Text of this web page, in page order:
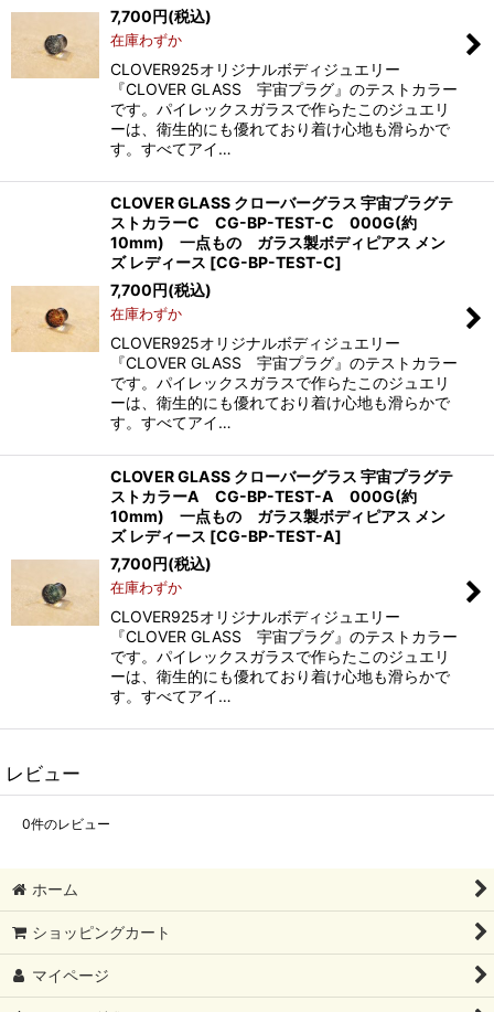
7,700円(税込)
在庫わずか
CLOVER925オリジナルボディジュエリー
『CLOVER GLASS 宇宙プラグ』のテストカラー
です。パイレックスガラスで作らたこのジュエリ
ーは、衛生的にも優れており着け心地も滑らかで
す。すべてアイ…
CLOVER GLASS クローバーグラス 宇宙プラグテ
ストカラーC CG-BP-TEST-C 000G(約
10mm) 一点もの ガラス製ボディピアス メン
ズ レディース [CG-BP-TEST-C]
7,700円(税込)
在庫わずか
CLOVER925オリジナルボディジュエリー
『CLOVER GLASS 宇宙プラグ』のテストカラー
です。パイレックスガラスで作らたこのジュエリ
ーは、衛生的にも優れており着け心地も滑らかで
す。すべてアイ…
CLOVER GLASS クローバーグラス 宇宙プラグテ
ストカラーA CG-BP-TEST-A 000G(約
10mm) 一点もの ガラス製ボディピアス メン
ズ レディース [CG-BP-TEST-A]
7,700円(税込)
在庫わずか
CLOVER925オリジナルボディジュエリー
『CLOVER GLASS 宇宙プラグ』のテストカラー
です。パイレックスガラスで作らたこのジュエリ
ーは、衛生的にも優れており着け心地も滑らかで
す。すべてアイ…
レビュー
0件のレビュー
ホーム
ショッピングカート
マイページ